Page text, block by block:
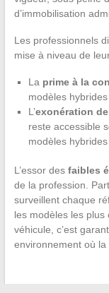
d’immobilisation
Les professionnels
mise à niveau de
La prime à la
modèles
L’exonération de
reste accessible
modèles
L’essor des faibles
de la profession.
surveillent chaque
les modèles les
véhicule, c’est
environnement où la